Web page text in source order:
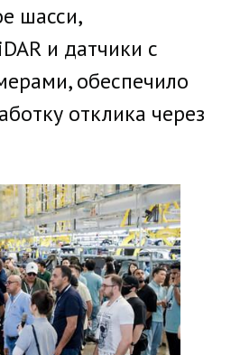
шасси,
и датчики с
обеспечило
отклика через